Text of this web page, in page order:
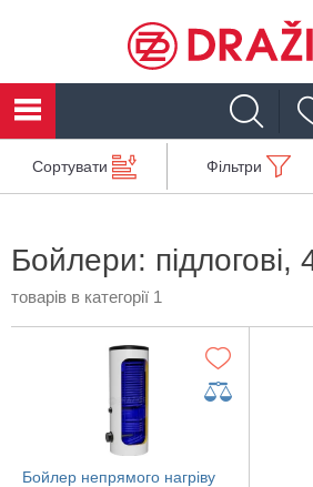
Сортувати Фільтри
Бойлери: підлогові,
товарів в категорії 1
Бойлер непрямого нагріву